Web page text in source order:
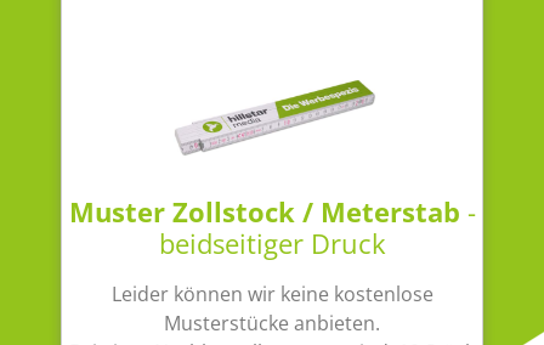
Muster Zollstock / Meterstab -
beidseitiger Druck
Leider können wir keine kostenlose
Musterstücke anbieten.